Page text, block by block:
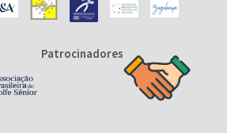
Patrocinadores